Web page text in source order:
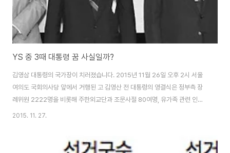
YS 중 3때 대통령 꿈 사실일까?
김영삼 대통령의 국가장이 치러졌습니다. 2015년 11월 26일 오후 2시 서울
여의도 국회의사당 앞에서 거행된 고 김영산 전 대통령의 영결식은 정부측 장
례위원 2222명을 비롯해 주한외교단과 조문사절 80여명, 유가족 관련 인사
100여명, 각계인사와 시민 등 총 1만여명 규모로 치뤄졌다고 합니다. 김영삼
령과 함께 '40대 기수론'을 주창하며 한국 정치에 새로운 기운을 불어넣었고
2015. 11. 27.